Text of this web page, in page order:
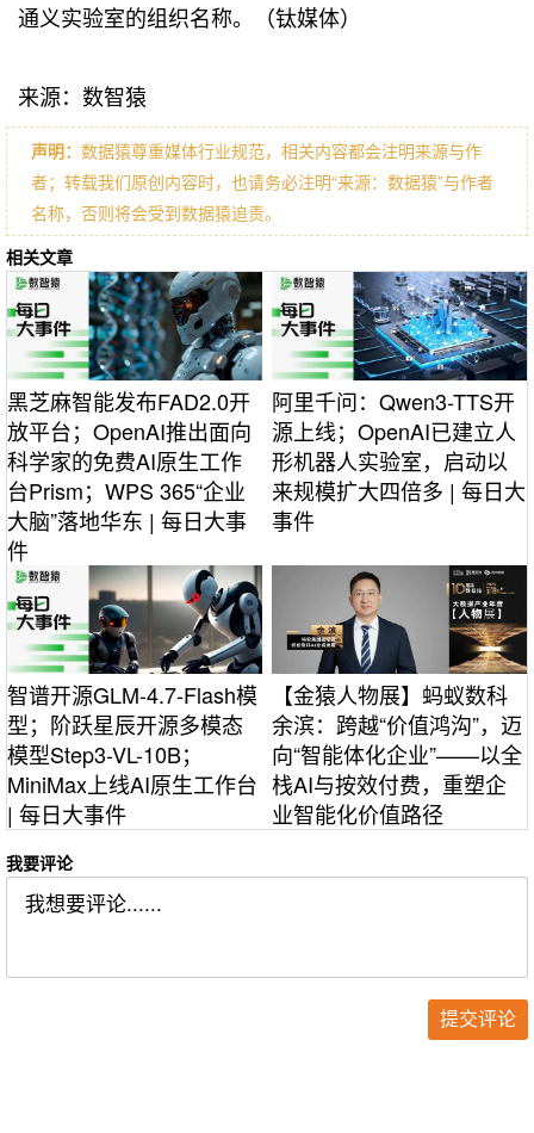
通义实验室的组织名称。（钛媒体）
来源：数智猿
声明： 数据猿尊重媒体行业规范，相关内容都会注明来源与作
者；转载我们原创内容时，也请务必注明“来源：数据猿”与作者
名称，否则将会受到数据猿追责。
相关文章
黑芝麻智能发布FAD2.0开
放平台；OpenAI推出面向
科学家的免费AI原生工作
台Prism；WPS 365“企业
大脑”落地华东 | 每日大事
件
阿里千问：Qwen3-TTS开
源上线；OpenAI已建立人
形机器人实验室，启动以
来规模扩大四倍多 | 每日大
事件
智谱开源GLM-4.7-Flash模
型；阶跃星辰开源多模态
模型Step3-VL-10B；
MiniMax上线AI原生工作台
| 每日大事件
【金猿人物展】蚂蚁数科
余滨：跨越“价值鸿沟”，迈
向“智能体化企业”——以全
栈AI与按效付费，重塑企
业智能化价值路径
我要评论